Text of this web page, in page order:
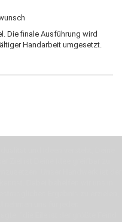
Die finale Ausführung wird
Handarbeit umgesetzt.